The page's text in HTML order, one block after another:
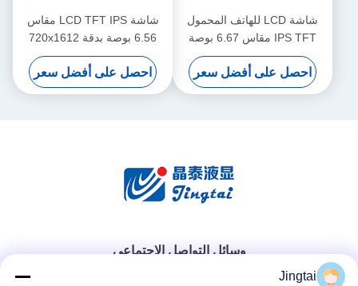
شاشة LCD للهاتف المحمول
IPS TFT مقاس 6.67 بوصة
بدقة 720 × 1600 مع فتحة
عمياء في المنتصف
احصل على أفضل سعر
شاشة LCD TFT IPS مقاس
6.56 بوصة بدقة 720x1612
وسطوع 300 شمعة/متر مربع
للهواتف الذكية
احصل على أفضل سعر
وسائل التواصل الاجتماعي
Jingtai